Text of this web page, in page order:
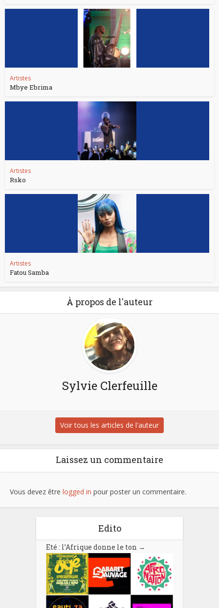
Artistes
Mbye Ebrima
Artistes
Rsko
Artistes
Fatou Samba
À propos de l'auteur
Sylvie Clerfeuille
Voir tous les articles de l'auteur
Laissez un commentaire
Vous devez être logged in pour poster un commentaire.
Edito
Eté : l’Afrique donne le ton →